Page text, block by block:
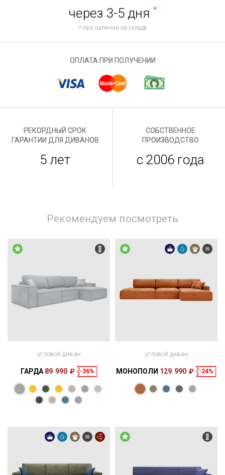
через 3-5 дня *
* при наличии на складе
ОПЛАТА ПРИ ПОЛУЧЕНИИ
РЕКОРДНЫЙ СРОК
ГАРАНТИИ ДЛЯ ДИВАНОВ
5 лет
СОБСТВЕННОЕ
ПРОИЗВОДСТВО
с 2006 года
Рекомендуем посмотреть
Размеры
Спальное
угловой диван
ГАРДА 89 990 ₽ -36%
Размеры
угловой диван
МОНОПОЛИ 129 990 ₽ -24%